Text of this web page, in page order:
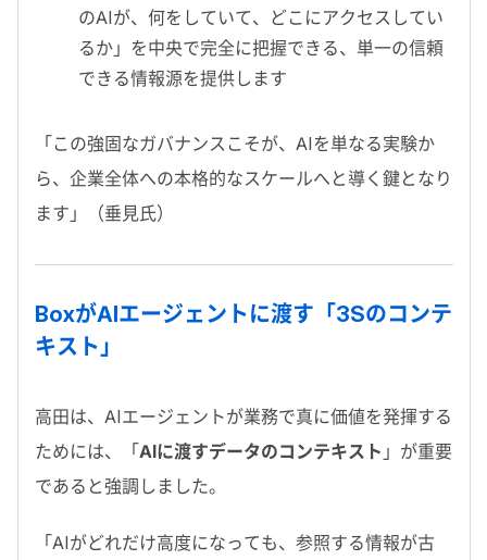
のAIが、何をしていて、どこにアクセスしてい
るか」を中央で完全に把握できる、単一の信頼
できる情報源を提供します
「この強固なガバナンスこそが、AIを単なる実験か
ら、企業全体への本格的なスケールへと導く鍵となり
ます 」（垂見氏）
BoxがAIエージェントに渡す「3Sのコンテ
キスト」
高田は、AIエージェントが業務で真に価値を発揮する
ためには、「AIに渡すデータのコンテキスト 」が重要
であると強調しました。
「AIがどれだけ高度になっても、参照する情報が古